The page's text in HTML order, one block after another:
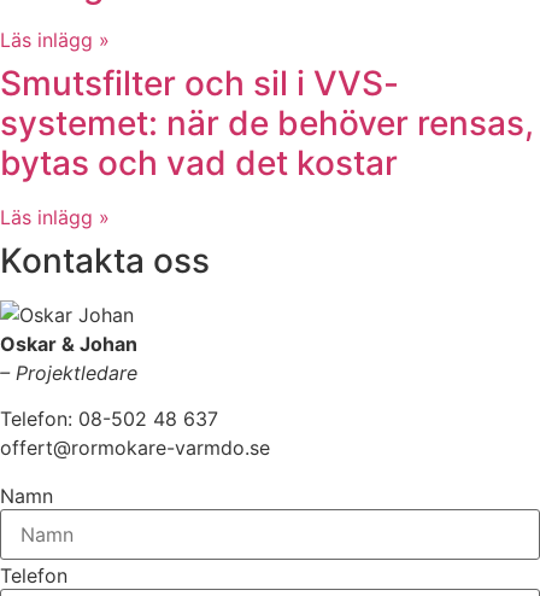
Läs inlägg »
Smutsfilter och sil i VVS-
systemet: när de behöver rensas,
bytas och vad det kostar
Läs inlägg »
Kontakta oss
Oskar & Johan
– Projektledare
Telefon: 08-502 48 637
offert@rormokare-varmdo.se
Namn
Telefon